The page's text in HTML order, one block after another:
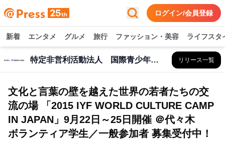
ログイン/会員登録
新着 エンタメ グルメ 旅行 ファッション・美容 ライフスタ
特定非営利活動法人 国際青少年連合 リリース一覧
文化と言葉の壁を越えた世界の若者たちの交
流の場 「2015 IYF WORLD CULTURE CAMP
IN JAPAN」9月22日～25日開催 ＠代々木
ボランティア学生／一般参加者 募集受付中！